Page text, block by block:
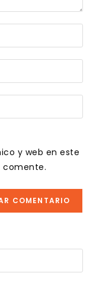
y web en este
comente.